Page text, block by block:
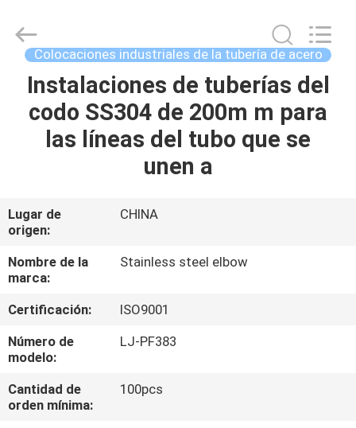
HOGAR
PRODUCTOS
NOSOTROS
VIAJE
DE
LA
FÁBRICA
CONTROL
Longjoy
Foreign
Reserved.
Colocaciones industriales de la tubería de acero
Instalaciones de tuberías del
codo SS304 de 200m m para
las líneas del tubo que se
unen a
Lugar de
origen:
CHINA
Nombre de la
marca:
Stainless steel elbow
Certificación:
ISO9001
Número de
modelo:
LJ-PF383
Cantidad de
orden mínima:
100pcs